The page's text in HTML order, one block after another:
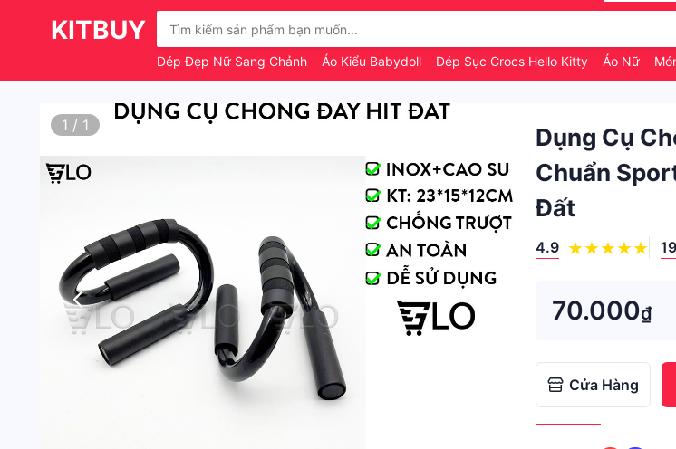
KITBUY
Dép Đẹp Nữ Sang Chảnh Áo Kiểu Babydoll Dép Sục Crocs Hello Kitty Áo Nữ
1 / 1
Dụng Cụ
Chuẩn
Đất
4.9 19
70.000₫
Cửa Hàng